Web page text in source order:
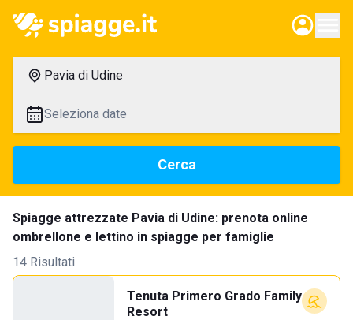
Pavia di Udine
Seleziona date
Cerca
Spiagge attrezzate Pavia di Udine: prenota online
ombrellone e lettino in spiagge per famiglie
14 Risultati
Tenuta Primero Grado Family
Resort